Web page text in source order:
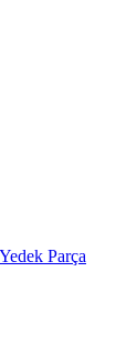
Yedek Parça